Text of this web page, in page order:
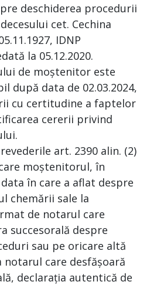
deschiderea procedurii
cet. Cechina
IDNP
la 05.12.2020.
de moștenitor este
după data de 02.03.2024,
cu certitudine a faptelor
cererii privind
art. 2390 alin. (2)
moștenitorul, în
în care a aflat despre
chemării sale la
de notarul care
succesorală despre
sau pe oricare altă
notarul care desfășoară
declarația autentică de